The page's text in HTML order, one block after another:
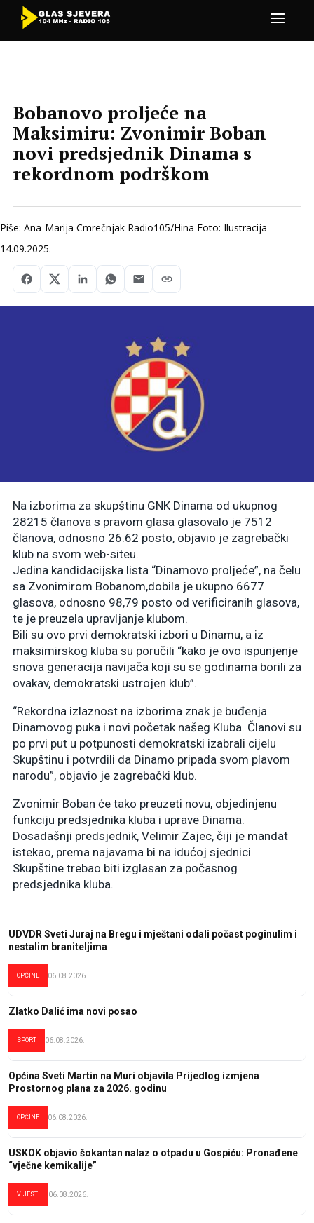
Bobanovo proljeće na
Maksimiru: Zvonimir Boban
novi predsjednik Dinama s
rekordnom podrškom
Piše: Ana-Marija Cmrečnjak Radio105/Hina Foto: Ilustracija
14.09.2025.
Na izborima za skupštinu GNK Dinama od ukupnog
28215 članova s pravom glasa glasovalo je 7512
članova, odnosno 26.62 posto, objavio je zagrebački
klub na svom web-siteu.
Jedina kandidacijska lista “Dinamovo proljeće”, na čelu
sa Zvonimirom Bobanom,dobila je ukupno 6677
glasova, odnosno 98,79 posto od verificiranih glasova,
te je preuzela upravljanje klubom.
Bili su ovo prvi demokratski izbori u Dinamu, a iz
maksimirskog kluba su poručili “kako je ovo ispunjenje
snova generacija navijača koji su se godinama borili za
ovakav, demokratski ustrojen klub”.
“Rekordna izlaznost na izborima znak je buđenja
Dinamovog puka i novi početak našeg Kluba. Članovi su
po prvi put u potpunosti demokratski izabrali cijelu
Skupštinu i potvrdili da Dinamo pripada svom plavom
narodu”, objavio je zagrebački klub.
Zvonimir Boban će tako preuzeti novu, objedinjenu
funkciju predsjednika kluba i uprave Dinama.
Dosadašnji predsjednik, Velimir Zajec, čiji je mandat
istekao, prema najavama bi na idućoj sjednici
Skupštine trebao biti izglasan za počasnog
predsjednika kluba.
UDVDR Sveti Juraj na Bregu i mještani odali počast poginulim i
nestalim braniteljima
OPĆINE 06.08.2026.
Zlatko Dalić ima novi posao
SPORT 06.08.2026.
Općina Sveti Martin na Muri objavila Prijedlog izmjena
Prostornog plana za 2026. godinu
OPĆINE 06.08.2026.
USKOK objavio šokantan nalaz o otpadu u Gospiću: Pronađene
“vječne kemikalije”
VIJESTI 06.08.2026.